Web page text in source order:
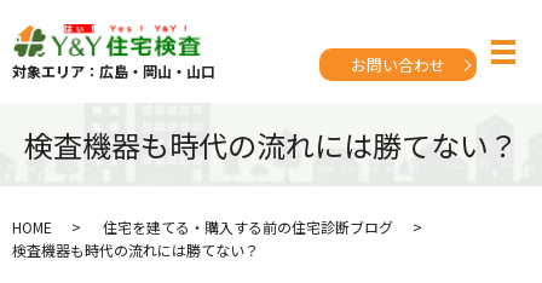
対象エリア：広島・岡山・山口 お問い合わせ
検査機器も時代の流れには勝てない？
HOME
住宅を建てる・購入する前の住宅診断ブログ
検査機器も時代の流れには勝てない？